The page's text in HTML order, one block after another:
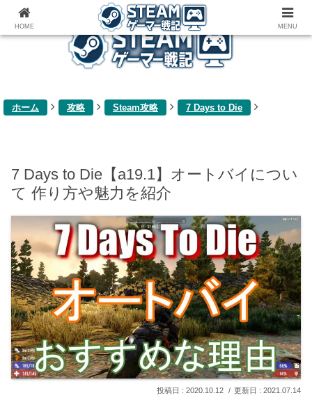
ゲーム関連雑記ブログ
ホーム 攻略 Steam攻略 7 Days to Die
7 Days to Die【a19.1】オートバイについ
て 作り方や魅力を紹介
2020.10.12 2021.07.14
HOME MENU